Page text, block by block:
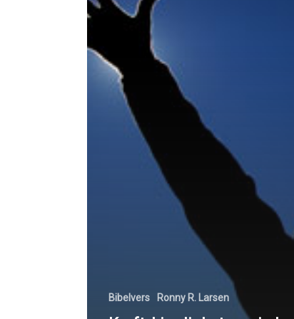
Bibelvers Ronny R. Larsen